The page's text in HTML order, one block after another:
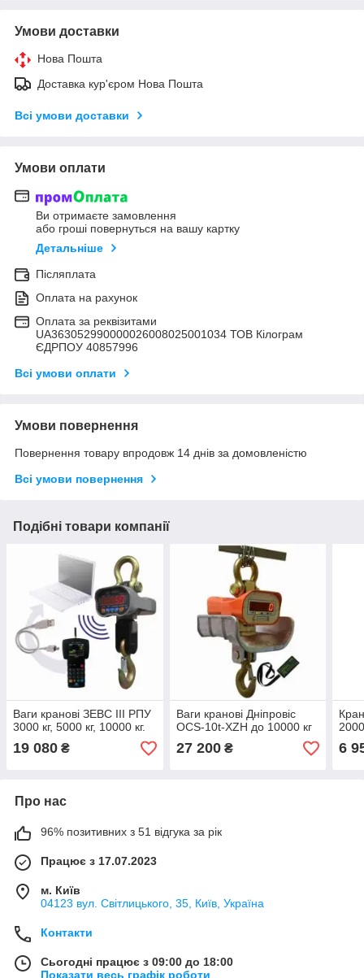
Умови доставки
Нова Пошта
Доставка кур'єром Нова Пошта
Всі умови доставки
Умови оплати
Ви отримаєте замовлення
або гроші повернуться на вашу картку
Детальніше
Післяплата
Оплата на рахунок
Оплата за реквізитами
UA363052990000026008025001034 ТОВ Кілограм
ЄДРПОУ 40857996
Всі умови оплати
Умови повернення
Повернення товару впродовж 14 днів за домовленістю
Всі умови повернення
Подібні товари компанії
Ваги кранові ЗЕВС III РПУ
3000 кг, 5000 кг, 10000 кг.
19 080 ₴
Ваги кранові Дніпровіс
OCS-10t-XZH до 10000 кг
27 200₴ 6
Про нас
96% позитивних з 51 відгука за рік
Працює з 17.07.2023
м. Київ
04123 вул. Світлицького, 35, Київ, Україна
Контакти
Сьогодні працює з 09:00 до 18:00
Показати весь графік роботи